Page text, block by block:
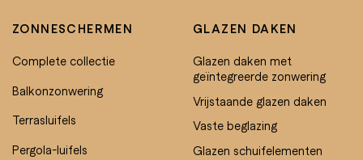
ZONNESCHERMEN
Complete collectie
Balkonzonwering
Terrasluifels
Pergola-luifels
GLAZEN DAKEN
Glazen daken met
geïntegreerde zonwering
Vrijstaande glazen daken
Vaste beglazing
Glazen schuifelementen